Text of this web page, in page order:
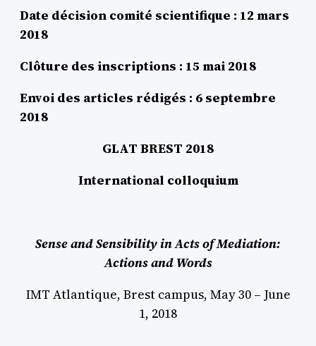
Date décision comité scientifique : 12 mars
2018
Clôture des inscriptions : 15 mai 2018
Envoi des articles rédigés : 6 septembre
2018
GLAT BREST 2018
International colloquium
Sense and Sensibility in Acts of Mediation:
Actions and Words
IMT Atlantique, Brest campus, May 30 – June
1, 2018